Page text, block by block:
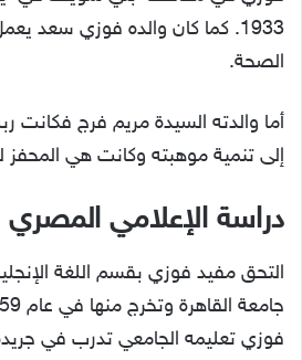
1933. كما كان والده فوزي سعد
الصحة.
أما والدته السيدة مريم فرج
إلى تنمية موهبته وكانت هي
دراسة الإعلامي
التحق مفيد فوزي بقسم اللغة
فوزي تعليمه الجامعي تدرب في